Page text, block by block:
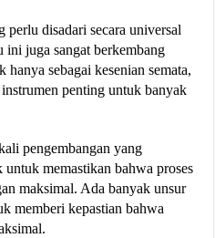
perlu disadari secara universal
ini juga sangat berkembang
sebagai kesenian semata,
penting untuk banyak
pengembangan yang
memastikan bahwa proses
maksimal. Ada banyak unsur
memberi kepastian bahwa